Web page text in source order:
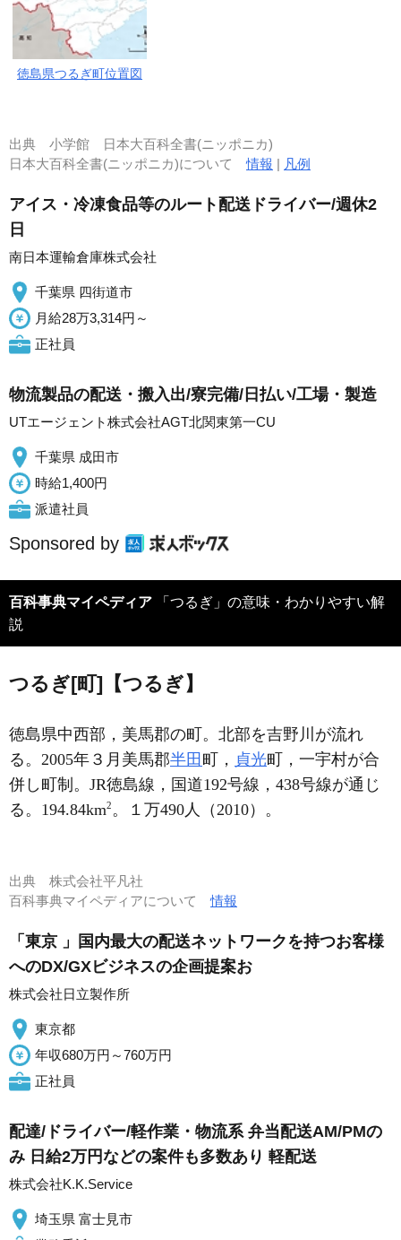
徳島県つるぎ町位置図
出典 小学館 日本大百科全書(ニッポニカ)
日本大百科全書(ニッポニカ)について情報 | 凡例
アイス・冷凍食品等のルート配送ドライバー/週休2
日
南日本運輸倉庫株式会社
千葉県 四街道市
月給28万3,314円～
正社員
物流製品の配送・搬入出/寮完備/日払い/工場・製造
UTエージェント株式会社AGT北関東第一CU
千葉県 成田市
時給1,400円
派遣社員
Sponsored by
百科事典マイペディア 「つるぎ」の意味・わかりやすい解
説
つるぎ[町]【つるぎ】
徳島県中西部，美馬郡の町。北部を吉野川が流れ
る。2005年３月美馬郡半田 町， 貞光町，一宇村が合
併し町制。JR徳島線，国道192号線，438号線が通じ
る。194.84km2。１万490人（2010）。
出典 株式会社平凡社
百科事典マイペディアについて情報
「東京 」国内最大の配送ネットワークを持つお客様
へのDX/GXビジネスの企画提案お
株式会社日立製作所
東京都
年収680万円～760万円
正社員
配達/ドライバー/軽作業・物流系 弁当配送AM/PMの
み 日給2万円などの案件も多数あり 軽配送
株式会社K.K.Service
埼玉県 富士見市